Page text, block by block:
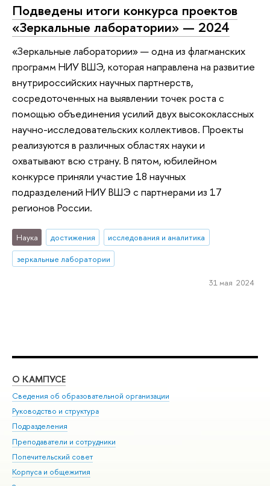
Подведены итоги конкурса проектов
«Зеркальные лаборатории» — 2024
«Зеркальные лаборатории» — одна из флагманских
программ НИУ ВШЭ, которая направлена на развитие
внутрироссийских научных партнерств,
сосредоточенных на выявлении точек роста с
помощью объединения усилий двух высококлассных
научно-исследовательских коллективов. Проекты
реализуются в различных областях науки и
охватывают всю страну. В пятом, юбилейном
конкурсе приняли участие 18 научных
подразделений НИУ ВШЭ с партнерами из 17
регионов России.
Наука достижения
исследования и аналитика
зеркальные лаборатории
31 мая 2024
О КАМПУСЕ
Сведения об образовательной организации
Руководство и структура
Подразделения
Преподаватели и сотрудники
Попечительский совет
Корпуса и общежития